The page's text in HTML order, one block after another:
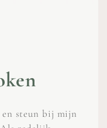
en steun bij mijn